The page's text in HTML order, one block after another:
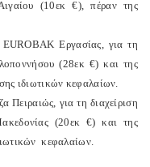
(10εκ €), πέραν της
Εργασίας, για τη
(28εκ €) και της
ιδιωτικών κεφαλαίων.
για τη διαχείριση
(20εκ €) και της
κεφαλαίων.